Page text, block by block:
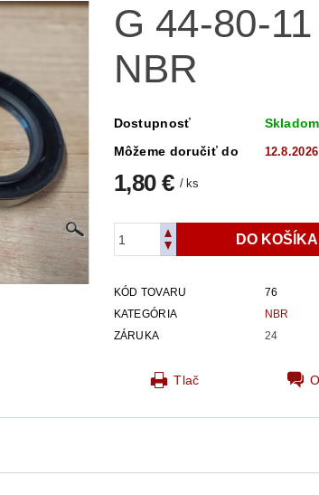
G 44-80-
NBR
Dostupnosť Skladom
Môžeme doručiť do
12.8.2026
1,80 €/ ks
KÓD TOVARU
76
KATEGÓRIA
NBR
ZÁRUKA
24
Tlač